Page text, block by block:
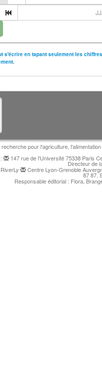
s'écrire en tapant seulement les
recherche pour l'agriculture,
147 rue de l'Université 75338 Paris
Directeur de
Centre Lyon-Grenoble
87 87.
Responsable éditorial : Flora,